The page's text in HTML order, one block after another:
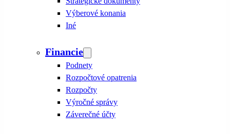
Výberové konania
Iné
Financie
Podnety
Rozpočtové opatrenia
Rozpočty
Výročné správy
Záverečné účty